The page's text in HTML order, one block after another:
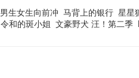
男生女生向前冲 马背上的银行 星星
令和的斑小姐 文豪野犬 汪！第二季